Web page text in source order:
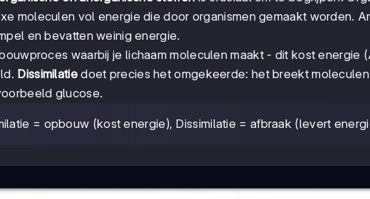
moleculen vol energie die door organismen gemaakt worden.
en bevatten weinig energie.
waarbij je lichaam moleculen maakt - dit kost energie
Dissimilatiedoet precies het omgekeerde: het breekt
glucose.
= opbouw (kost energie), Dissimilatie = afbraak (levert